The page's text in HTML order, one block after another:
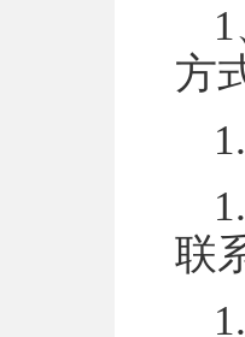
1
方
联